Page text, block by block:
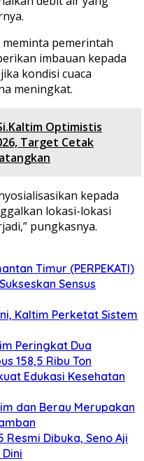
pemerintah
imbauan kepada
kondisi cuaca
meningkat.
Optimistis
Target Cetak
kepada
lokasi-lokasi
pungkasnya.
Timur (PERPEKATI)
Sensus
Kaltim Perketat Sistem
Peringkat Dua
158,5 Ribu Ton
Edukasi Kesehatan
dan Berau Merupakan
Resmi Dibuka, Seno Aji